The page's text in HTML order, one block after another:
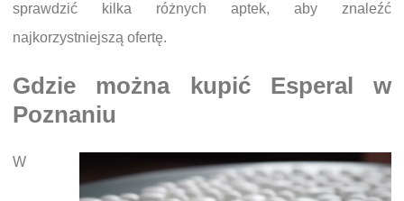
sprawdzić kilka różnych aptek, aby znaleźć
najkorzystniejszą ofertę.
Gdzie można kupić Esperal w
Poznaniu
W